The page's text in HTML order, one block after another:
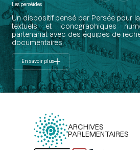
Les perséides
Un dispositif pensé par Persée pour
textuels et iconographiques
partenariat avec des équipes de
documentaires.
En savoir plus
ARCHIVES
PARLEMENTAIRES